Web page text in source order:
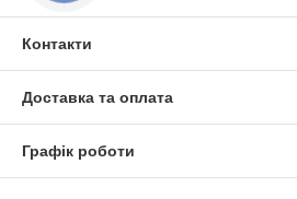
Контакти
Доставка та оплата
Графік роботи